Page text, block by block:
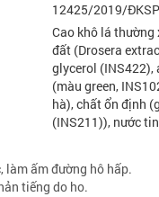
12425/2019/ĐKSP
Cao khô lá thường
đất (Drosera
glycerol
(màu green,
hà), chất ổn định
(INS211)), nước
làm ấm đường hô hấp.
tiếng do ho.